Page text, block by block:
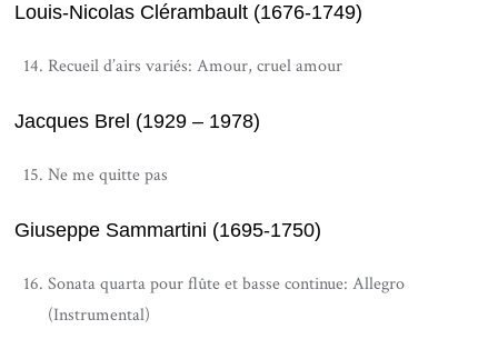
Louis-Nicolas Clérambault (1676-1749)
Recueil d’airs variés: Amour, cruel amour
Jacques Brel (1929 – 1978)
Ne me quitte pas
Giuseppe Sammartini (1695-1750)
Sonata quarta pour flûte et basse continue: Allegro
(Instrumental)